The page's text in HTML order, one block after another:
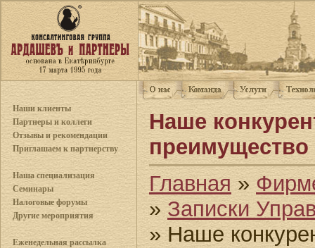
Наши клиенты
Партнеры и коллеги
Отзывы и рекомендации
Приглашаем к партнерству
Наша специализация
Семинары
Налоговые форумы
Другие мероприятия
Еженедельная рассылка
Наше
преимущество
Главная »
» Записки
» Наше